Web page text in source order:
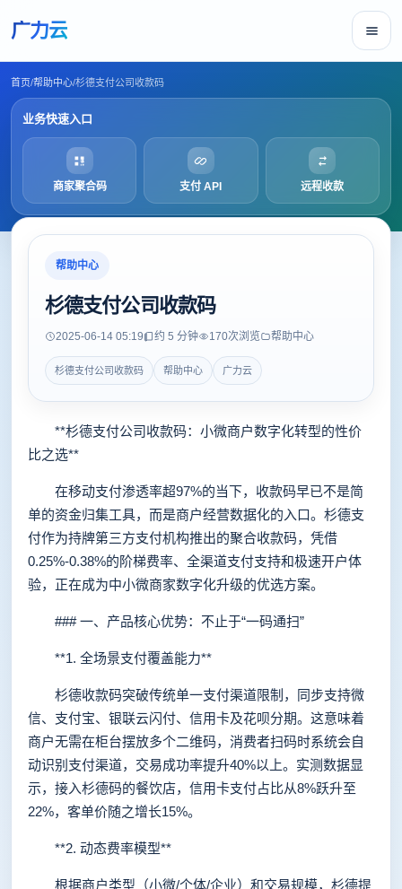
广力云
首页/帮助中心/杉德支付公司收款码
业务快速入口
商家聚合码 支付 API 远程收款
帮助中心
杉德支付公司收款码
2025-06-14 05:19 约 5 分钟 170次浏览 帮助中心
杉德支付公司收款码 帮助中心 广力云
**杉德支付公司收款码：小微商户数字化转型的性价
比之选**
在移动支付渗透率超97%的当下，收款码早已不是简
单的资金归集工具，而是商户经营数据化的入口。杉德支
付作为持牌第三方支付机构推出的聚合收款码，凭借
0.25%-0.38%的阶梯费率、全渠道支付支持和极速开户体
验，正在成为中小微商家数字化升级的优选方案。
### 一、产品核心优势：不止于“一码通扫”
**1. 全场景支付覆盖能力**
杉德收款码突破传统单一支付渠道限制，同步支持微
信、支付宝、银联云闪付、信用卡及花呗分期。这意味着
商户无需在柜台摆放多个二维码，消费者扫码时系统会自
动识别支付渠道，交易成功率提升40%以上。实测数据显
示，接入杉德码的餐饮店，信用卡支付占比从8%跃升至
22%，客单价随之增长15%。
**2. 动态费率模型**
根据商户类型（小微/个体/企业）和交易规模，杉德提